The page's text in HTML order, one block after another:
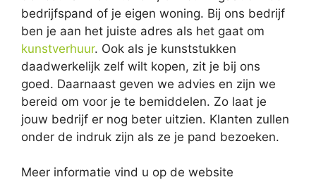
bedrijfspand of je eigen woning. Bij ons bedrijf
ben je aan het juiste adres als het gaat om
kunstverhuur. Ook als je kunststukken
daadwerkelijk zelf wilt kopen, zit je bij ons
goed. Daarnaast geven we advies en zijn we
bereid om voor je te bemiddelen. Zo laat je
jouw bedrijf er nog beter uitzien. Klanten zullen
onder de indruk zijn als ze je pand bezoeken.
Meer informatie vind u op de website